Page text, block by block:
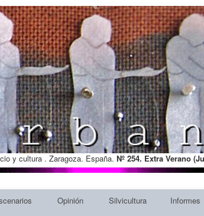
y cultura . Zaragoza. España. Nº 254. Extra Verano
Opinión Silvicultura Informes